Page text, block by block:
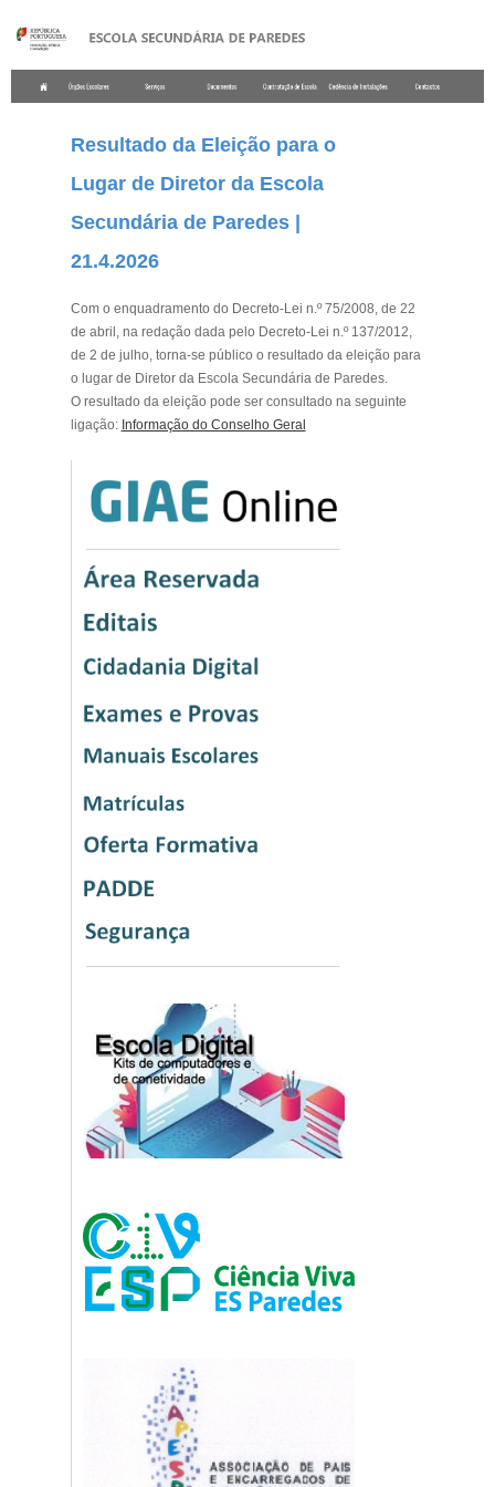
Resultado da Eleição para o
Lugar de Diretor da Escola
Secundária de Paredes |
21.4.2026
Com o enquadramento do Decreto-Lei n.º 75/2008, de 22
de abril, na redação dada pelo Decreto-Lei n.º 137/2012,
de 2 de julho, torna-se público o resultado da eleição para
o lugar de Diretor da Escola Secundária de Paredes.
O resultado da eleição pode ser consultado na seguinte
ligação: Informação do Conselho Geral